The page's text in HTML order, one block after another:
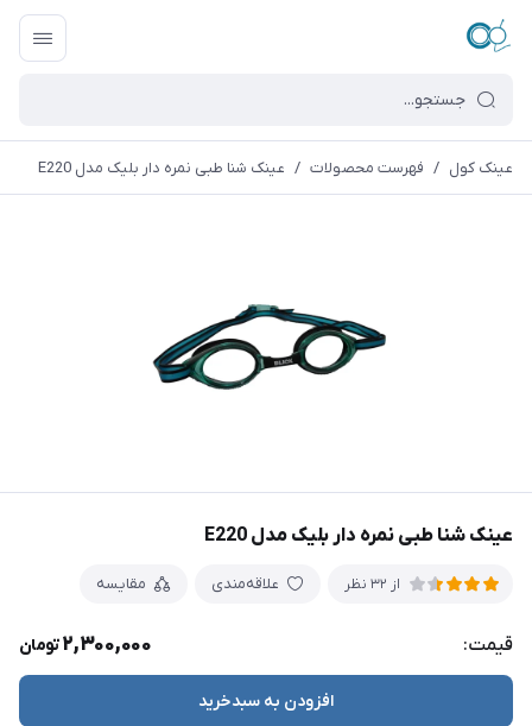
عینک کول / فهرست محصولات / عینک شنا طبی نمره دار بلیک مدل E220
عینک شنا طبی نمره دار بلیک مدل E220
از 32 نظر علاقه‌مندی مقایسه
قیمت: 2,300,000تومان
افزودن به سبدخرید